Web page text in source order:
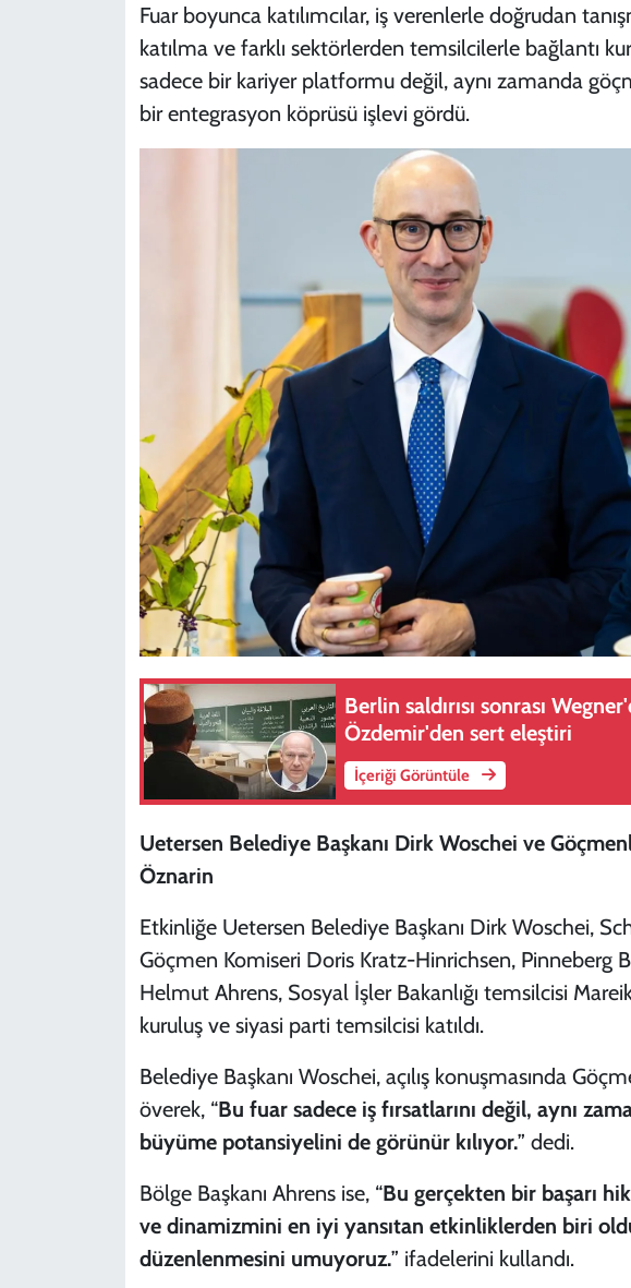
Fuar boyunca katılımcılar, iş verenlerle doğrudan
katılma ve farklı sektörlerden temsilcilerle bağlantı
sadece bir kariyer platformu değil, aynı zamanda
bir entegrasyon köprüsü işlevi gördü.
Berlin saldırısı sonrası
Özdemir'den sert eleştiri
İçeriği Görüntüle
Uetersen Belediye Başkanı Dirk Woschei ve
Öznarin
Etkinliğe Uetersen Belediye Başkanı Dirk Woschei,
Göçmen Komiseri Doris Kratz-Hinrichsen, Pinneberg
Helmut Ahrens, Sosyal İşler Bakanlığı temsilcisi
kuruluş ve siyasi parti temsilcisi katıldı.
Belediye Başkanı Woschei, açılış konuşmasında
överek, “Bu fuar sadece iş fırsatlarını değil, aynı
büyüme potansiyelini de görünür kılıyor.” dedi.
Bölge Başkanı Ahrens ise, “Bu gerçekten bir başarı
ve dinamizmini en iyi yansıtan etkinliklerden biri
düzenlenmesini umuyoruz.” ifadelerini kullandı.